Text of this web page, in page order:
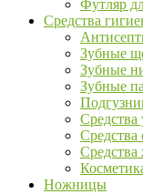
Футляр
Средства
Зубные
Зубные
Зубные
Средства
Ножницы